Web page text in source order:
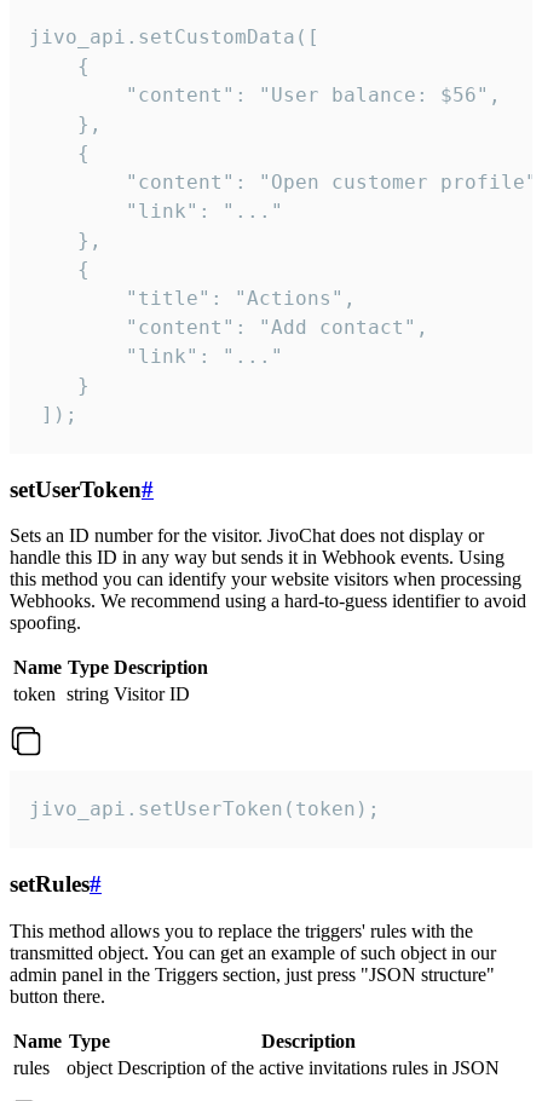
jivo_api.setCustomData([
    {
        "content": "User balance: $56",
    },
    {
"content": "Open customer
        "link": "..."
    },
    {
        "title": "Actions",
        "content": "Add contact",
        "link": "..."
    }
]);
setUserToken#
Sets an ID number for the visitor. JivoChat does not display or
handle this ID in any way but sends it in Webhook events. Using
this method you can identify your website visitors when processing
Webhooks. We recommend using a hard-to-guess identifier to avoid
spoofing.
Name Type Description
token string Visitor ID
jivo_api.setUserToken(token);
setRules#
This method allows you to replace the triggers' rules with the
transmitted object. You can get an example of such object in our
admin panel in the Triggers section, just press "JSON structure"
button there.
Name Type
Description
rules
object Description of the active invitations rules in JSON